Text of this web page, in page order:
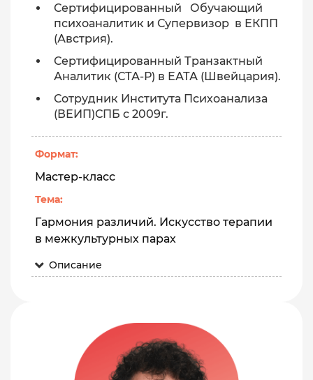
Сертифицированный Обучающий
психоаналитик и Супервизор в ЕКПП
(Австрия).
Сертифицированный Транзактный
Аналитик (СТА-Р) в ЕАТА (Швейцария).
Сотрудник Института Психоанализа
(ВЕИП)СПБ с 2009г.
Формат:
Мастер-класс
Тема:
Гармония различий. Искусство терапии
в межкультурных парах
Описание